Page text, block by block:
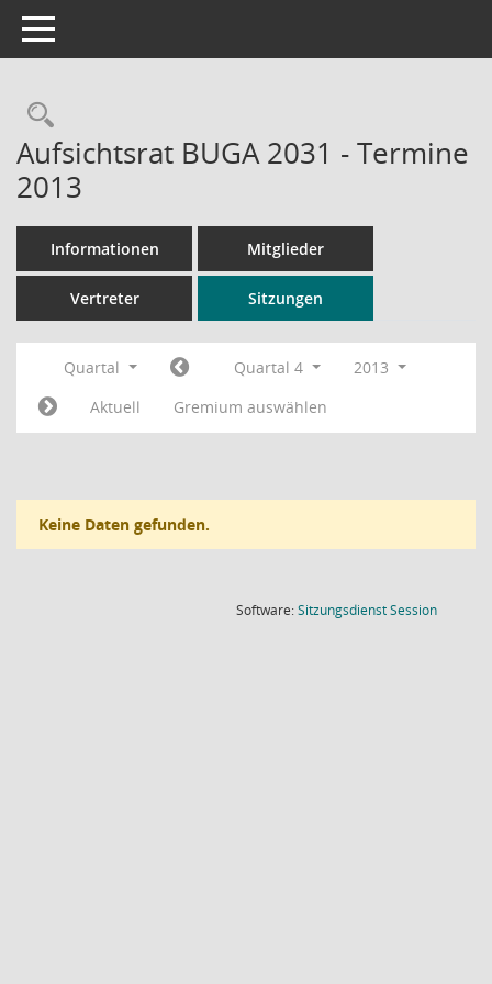
Toggle navigation
Rechercheauswahl
Aufsichtsrat BUGA 2031 - Termine
2013
Informationen Mitglieder
Vertreter Sitzungen
Quartal Quartal 4
2013
Aktuell
Gremium auswählen
Keine Daten gefunden.
Software:SitzungsdienstSession(Wird in